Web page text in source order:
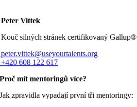
Vittek
Kouč silných stránek certifikovaný Gallup®
608 122 617
Proč mít mentoringů více?
Jak zpravidla vypadají první tři mentoringy: